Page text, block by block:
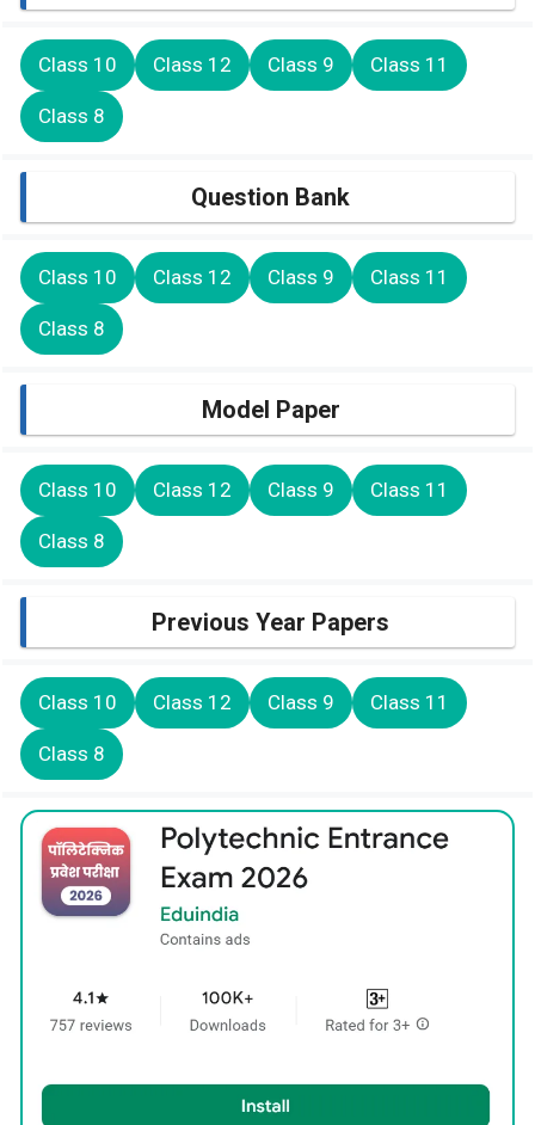
Class 10 Class 12 Class 9 Class 11
Class 8
Question Bank
Class 10 Class 12 Class 9 Class 11
Class 8
Model Paper
Class 10 Class 12 Class 9 Class 11
Class 8
Previous Year Papers
Class 10 Class 12 Class 9 Class 11
Class 8